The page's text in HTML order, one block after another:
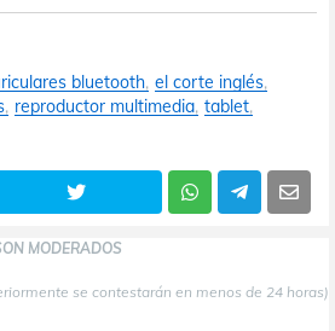
bluetooth el corte inglés
reproductor multimedia tablet
MODERADOS
se contestarán en menos de 24 horas)